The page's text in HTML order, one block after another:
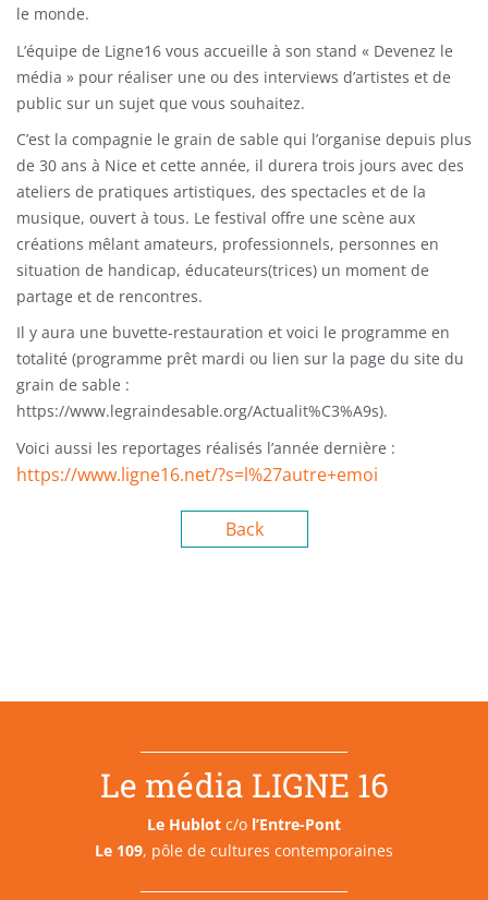
le monde.
L’équipe de Ligne16 vous accueille à son stand « Devenez le
média » pour réaliser une ou des interviews d’artistes et de
public sur un sujet que vous souhaitez.
C’est la compagnie le grain de sable qui l’organise depuis plus
de 30 ans à Nice et cette année, il durera trois jours avec des
ateliers de pratiques artistiques, des spectacles et de la
musique, ouvert à tous. Le festival offre une scène aux
créations mêlant amateurs, professionnels, personnes en
situation de handicap, éducateurs(trices) un moment de
partage et de rencontres.
Il y aura une buvette-restauration et voici le programme en
totalité (programme prêt mardi ou lien sur la page du site du
grain de sable :
https://www.legraindesable.org/Actualit%C3%A9s).
Voici aussi les reportages réalisés l’année dernière :
https://www.ligne16.net/?s=l%27autre+emoi
Back
Le média LIGNE 16
Le Hublot c/o l’Entre-Pont
Le 109, pôle de cultures contemporaines